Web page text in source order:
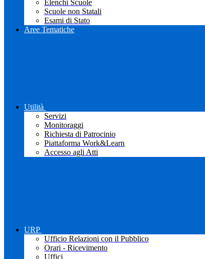
Elenchi Scuole
Scuole non Statali
Esami di Stato
Aree Tematiche
Utilità
Servizi
Monitoraggi
Richiesta di Patrocinio
Piattaforma Work&Learn
Accesso agli Atti
URP
Ufficio Relazioni con il Pubblico
Orari - Ricevimento
Uffici